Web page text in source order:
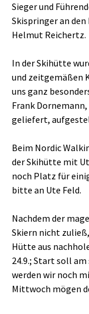
Sieger und
Skispringer an
Helmut Reichertz.
In der Skihütte
und zeitgemäßen
uns ganz
Frank
geliefert,
Beim Nordic
der Skihütte mit
noch Platz für
bitte an Ute Feld.
Nachdem der
Skiern nicht
Hütte aus
24.9.; Start soll
werden wir noch
Mittwoch mögen